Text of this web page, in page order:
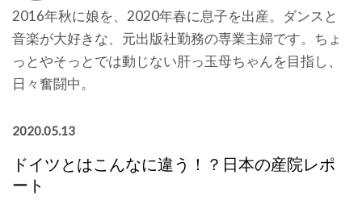
2016年秋に娘を、2020年春に息子を出産。ダンスと
音楽が大好きな、元出版社勤務の専業主婦です。ちょ
っとやそっとでは動じない肝っ玉母ちゃんを目指し、
日々奮闘中。
2020.05.13
ドイツとはこんなに違う！？日本の産院レポ
ート